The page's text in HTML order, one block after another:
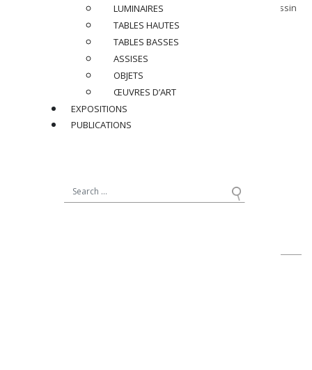
La Colonne Antique – Paravent peint à la main d’après un dessin
PRIX SUR DEMANDE
RETOUR
LUMINAIRES
TABLES HAUTES
TABLES BASSES
ASSISES
OBJETS
ŒUVRES D’ART
EXPOSITIONS
PUBLICATIONS